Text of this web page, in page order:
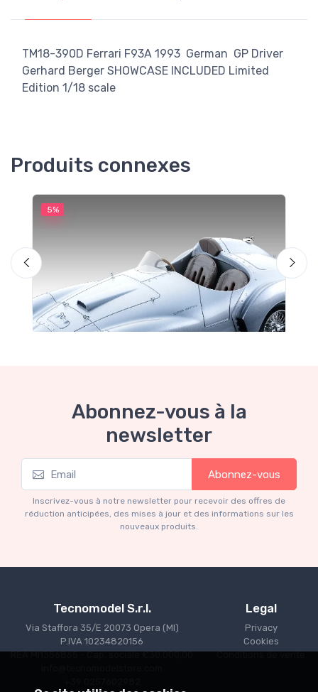
TM18-390D Ferrari F93A 1993 German GP Driver
Gerhard Berger SHOWCASE INCLUDED Limited
Edition 1/18 scale
Produits connexes
5%
Mythos Collection 1-18
Ferrari 166 MM Abarth Metallic Silver Press
€227.05 €239.00
Abonnez-vous à la
newsletter
Abonnez-vous
Inscrivez-vous à notre newsletter pour recevoir des offres de
réduction anticipées, des mises à jour et des informations sur les
nouveaux produits.
Tecnomodel S.r.l.
Via Staffora 35/E 20073 Opera (MI)
P.IVA 10234820156
REA MI1356865 - Cap. sociale €30.000,00
Legal
Privacy
Cookies
Conditions de vente